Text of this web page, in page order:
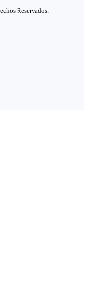
Reservados.